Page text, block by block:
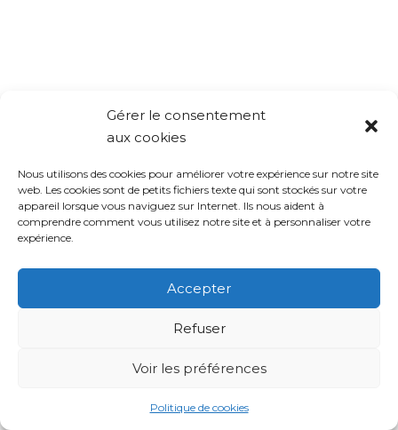
Gérer le consentement
aux cookies
Nous utilisons des cookies pour améliorer votre expérience sur notre site
web. Les cookies sont de petits fichiers texte qui sont stockés sur votre
appareil lorsque vous naviguez sur Internet. Ils nous aident à
comprendre comment vous utilisez notre site et à personnaliser votre
expérience.
Accepter
Refuser
Voir les préférences
Politique de cookies